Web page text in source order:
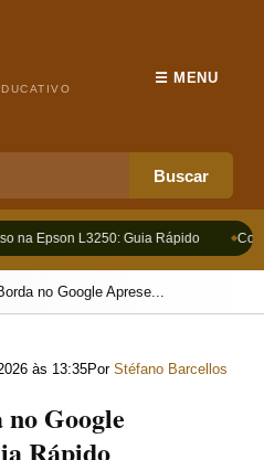
Buscar
☰ MENU
na Epson L3250: Guia Rápido
no Google Aprese...
às 13:35Por Stéfano Barcellos
Google
Rápido